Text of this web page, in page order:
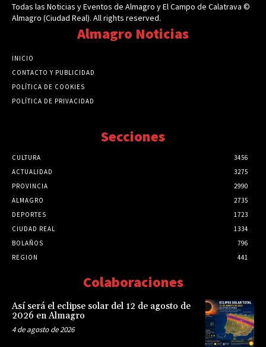
Todas las Noticias y Eventos de Almagro y El Campo de Calatrava ©
Almagro (Ciudad Real). All rights reserved.
Almagro Noticias
INICIO
CONTACTO Y PUBLICIDAD
POLÍTICA DE COOKIES
POLÍTICA DE PRIVACIDAD
Secciones
CULTURA
3456
ACTUALIDAD
3275
PROVINCIA
2990
ALMAGRO
2735
DEPORTES
1723
CIUDAD REAL
1334
BOLAÑOS
796
REGION
441
Colaboraciones
Así será el eclipse solar del 12 de agosto de
2026 en Almagro
4 de agosto de 2026